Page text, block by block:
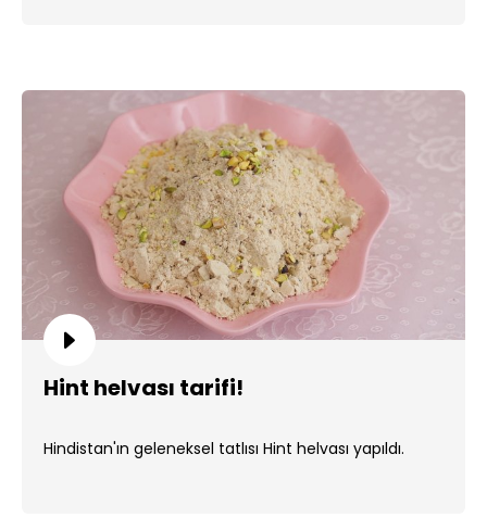
Hint helvası tarifi!
Hindistan'ın geleneksel tatlısı Hint helvası yapıldı.